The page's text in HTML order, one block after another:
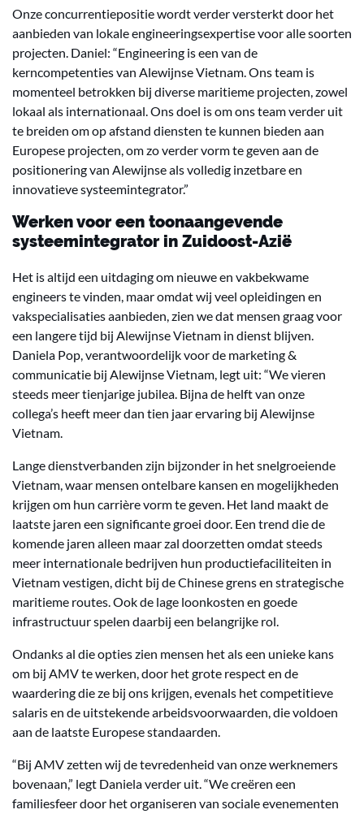
Onze concurrentiepositie wordt verder versterkt door het
aanbieden van lokale engineeringsexpertise voor alle soorten
projecten. Daniel: “Engineering is een van de
kerncompetenties van Alewijnse Vietnam. Ons team is
momenteel betrokken bij diverse maritieme projecten, zowel
lokaal als internationaal. Ons doel is om ons team verder uit
te breiden om op afstand diensten te kunnen bieden aan
Europese projecten, om zo verder vorm te geven aan de
positionering van Alewijnse als volledig inzetbare en
innovatieve systeemintegrator.”
Werken voor een toonaangevende
systeemintegrator in Zuidoost-Azië
Het is altijd een uitdaging om nieuwe en vakbekwame
engineers te vinden, maar omdat wij veel opleidingen en
vakspecialisaties aanbieden, zien we dat mensen graag voor
een langere tijd bij Alewijnse Vietnam in dienst blijven.
Daniela Pop, verantwoordelijk voor de marketing &
communicatie bij Alewijnse Vietnam, legt uit: “We vieren
steeds meer tienjarige jubilea. Bijna de helft van onze
collega’s heeft meer dan tien jaar ervaring bij Alewijnse
Vietnam.
Lange dienstverbanden zijn bijzonder in het snelgroeiende
Vietnam, waar mensen ontelbare kansen en mogelijkheden
krijgen om hun carrière vorm te geven. Het land maakt de
laatste jaren een significante groei door. Een trend die de
komende jaren alleen maar zal doorzetten omdat steeds
meer internationale bedrijven hun productiefaciliteiten in
Vietnam vestigen, dicht bij de Chinese grens en strategische
maritieme routes. Ook de lage loonkosten en goede
infrastructuur spelen daarbij een belangrijke rol.
Ondanks al die opties zien mensen het als een unieke kans
om bij AMV te werken, door het grote respect en de
waardering die ze bij ons krijgen, evenals het competitieve
salaris en de uitstekende arbeidsvoorwaarden, die voldoen
aan de laatste Europese standaarden.
“Bij AMV zetten wij de tevredenheid van onze werknemers
bovenaan,” legt Daniela verder uit. “We creëren een
familiesfeer door het organiseren van sociale evenementen